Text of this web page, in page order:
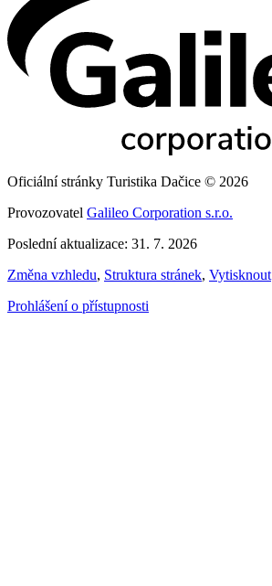
Oficiální stránky Turistika Dačice © 2026
Provozovatel Galileo Corporation s.r.o.
Poslední aktualizace: 31. 7. 2026
Změna vzhledu, Struktura stránek, Vytisknout
Prohlášení o přístupnosti